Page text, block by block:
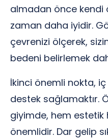
almadan önce kendi
zaman daha iyidir.
çevrenizi ölçerek,
bedeni belirlemek
İkinci önemli nokta,
destek sağlamaktır.
giyimde, hem estetik
önemlidir. Dar gelip